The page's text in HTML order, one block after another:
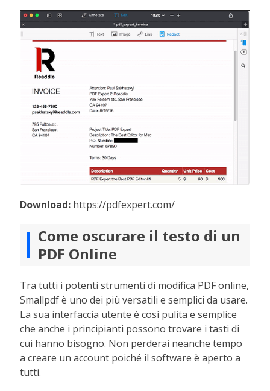
Download: https://pdfexpert.com/
Come oscurare il testo di un
PDF Online
Tra tutti i potenti strumenti di modifica PDF online,
Smallpdf è uno dei più versatili e semplici da usare.
La sua interfaccia utente è così pulita e semplice
che anche i principianti possono trovare i tasti di
cui hanno bisogno. Non perderai neanche tempo
a creare un account poiché il software è aperto a
tutti.